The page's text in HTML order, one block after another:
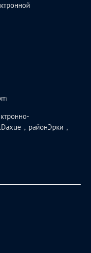
，районЭрки，